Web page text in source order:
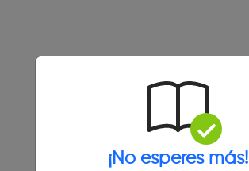
¡No esperes más!